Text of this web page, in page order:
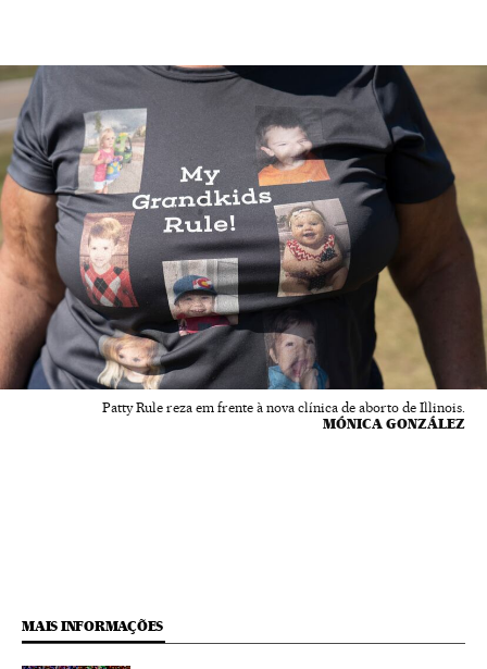
Patty Rule reza em frente à nova clínica de aborto de Illinois.
MÓNICA GONZÁLEZ
MAIS INFORMAÇÕES